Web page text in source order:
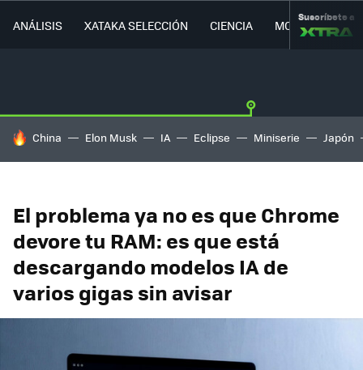
ANÁLISIS XATAKA SELECCIÓN CIENCIA MOVILIDAD
Suscríbete a
HOY SE HABLA DE
China Elon Musk IA Eclipse Miniserie Japón
El problema ya no es que Chrome
devore tu RAM: es que está
descargando modelos IA de
varios gigas sin avisar